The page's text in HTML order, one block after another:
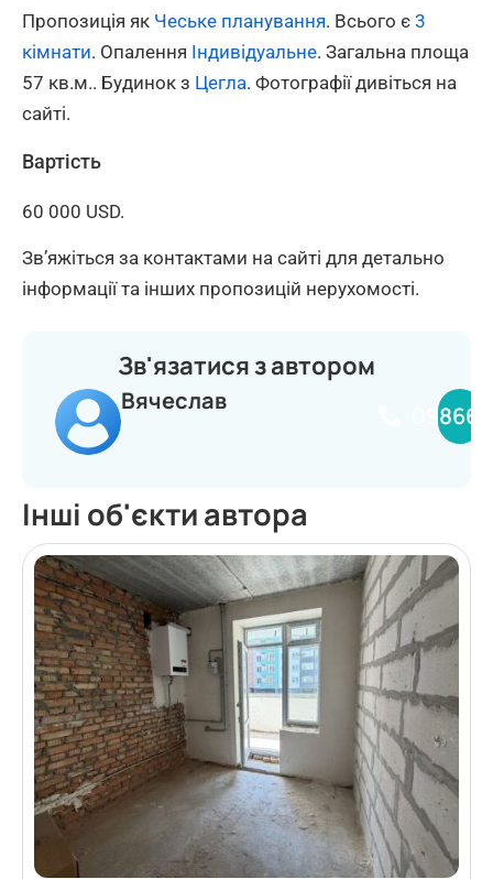
Пропозиція як Чеське планування. Всього є 3
кімнати. Опалення Індивідуальне. Загальна площа
57 кв.м.. Будинок з Цегла. Фотографії дивіться на
сайті.
Вартість
60 000 USD.
Зв’яжіться за контактами на сайті для детально
інформації та інших пропозицій нерухомості.
Зв'язатися з автором
Вячеслав
Інші об'єкти автора